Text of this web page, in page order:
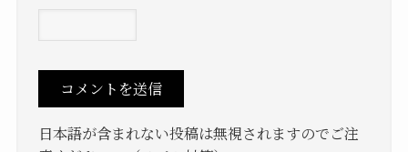
日本語が含まれない投稿は無視されますのでご注